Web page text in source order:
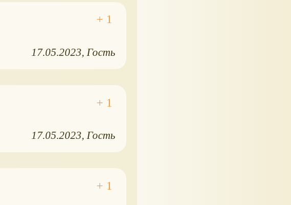
17.05.2023 Гость
17.05.2023 Гость